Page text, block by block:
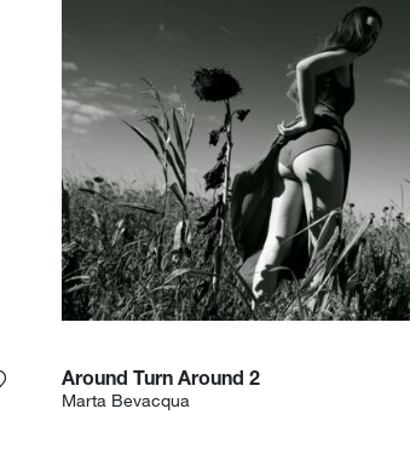
Aggiungi la fotografia alla mia lista dei desideri
Around Turn Around 2
Marta Bevacqua